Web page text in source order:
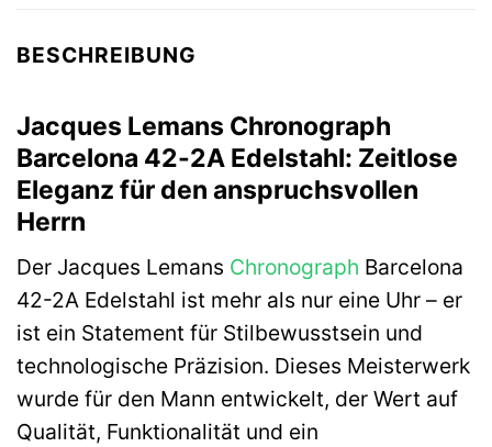
BESCHREIBUNG
Jacques Lemans Chronograph
Barcelona 42-2A Edelstahl: Zeitlose
Eleganz für den anspruchsvollen
Herrn
Der Jacques Lemans Chronograph Barcelona
42-2A Edelstahl ist mehr als nur eine Uhr – er
ist ein Statement für Stilbewusstsein und
technologische Präzision. Dieses Meisterwerk
wurde für den Mann entwickelt, der Wert auf
Qualität, Funktionalität und ein